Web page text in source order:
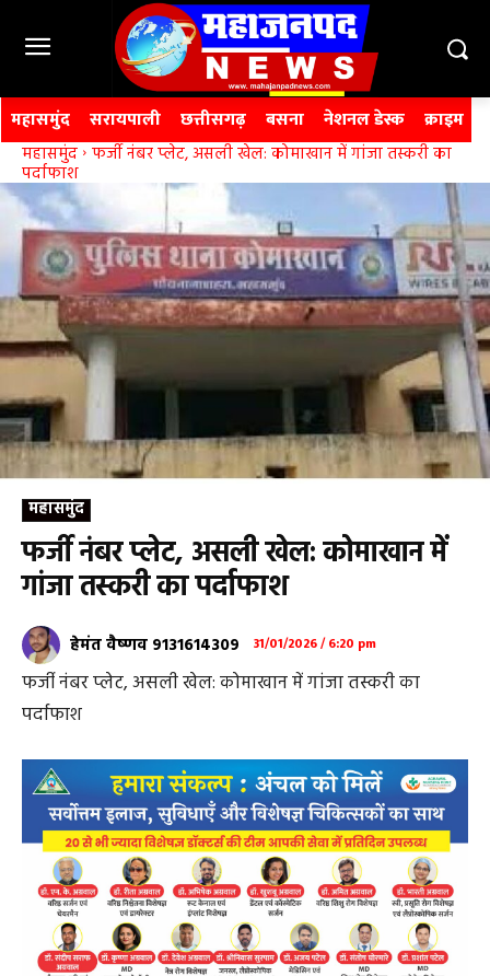
महासमुंद सरायपाली छत्तीसगढ़ बसना नेशनल डेस्क क्राइम
महासमुंद फर्जी नंबर प्लेट, असली खेल: कोमाखान में गांजा तस्करी का
पर्दाफाश
महासमुंद
फर्जी नंबर प्लेट, असली खेल: कोमाखान में
गांजा तस्करी का पर्दाफाश
हेमंत वैष्णव 9131614309 31/01/2026 / 6:20 pm
फर्जी नंबर प्लेट, असली खेल: कोमाखान में गांजा तस्करी का
पर्दाफाश